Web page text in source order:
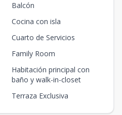
Balcón
Cocina con isla
Cuarto de Servicios
Family Room
Habitación principal con
baño y walk-in-closet
Terraza Exclusiva